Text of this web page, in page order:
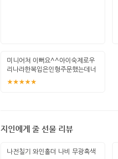
미니어쳐 이뻐요^^아이숙제로우
리나라한복입은인형주문했는데너
무늬무맘에드네요~
★★★★★
지인에게 줄 선물 리뷰
나전칠기 와인홀더 나비 무광흑색